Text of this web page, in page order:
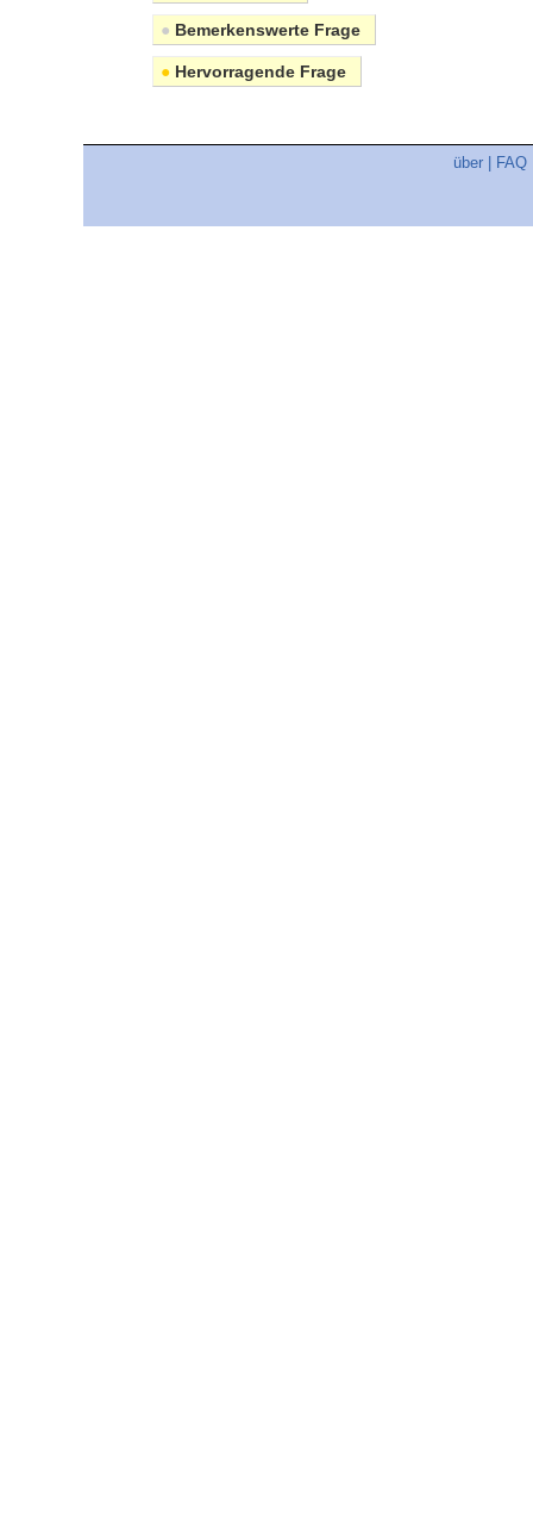
● Bemerkenswerte Frage
● Hervorragende Frage
über FAQ